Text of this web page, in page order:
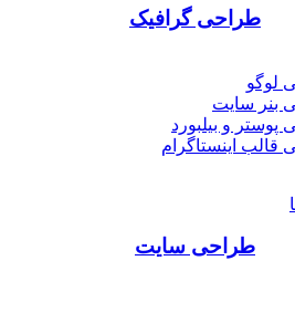
طراحی گرافیک
لوگو
بنر سایت
پوستر و بیلبورد
قالب اینستاگرام
طراحی سایت